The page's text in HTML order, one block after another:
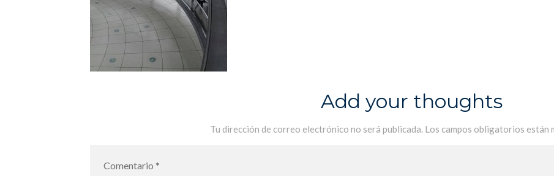
Add your thoughts
Tu dirección de correo electrónico no será publicada. Los campos obligatorios están